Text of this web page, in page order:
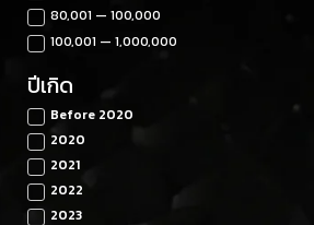
80,001 — 100,000
100,001 — 1,000,000
ปีเกิด
Before 2020
2020
2021
2022
2023